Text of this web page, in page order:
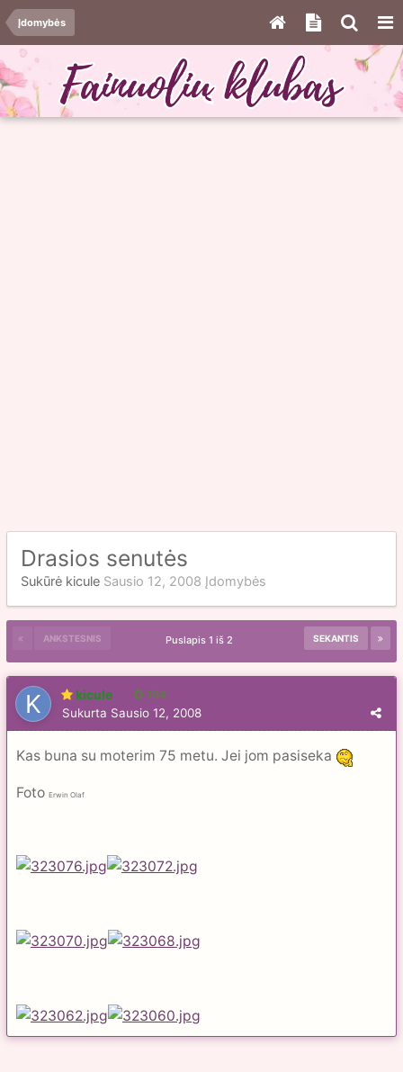
Įdomybės
Drasios senutės
Sukūrė kicule Sausio 12, 2008 Įdomybės
ANKSTESNIS SEKANTIS
Puslapis 1 iš 2
kicule 104
Sukurta Sausio 12, 2008
Kas buna su moterim 75 metu. Jei jom pasiseka
Foto Erwin Olaf